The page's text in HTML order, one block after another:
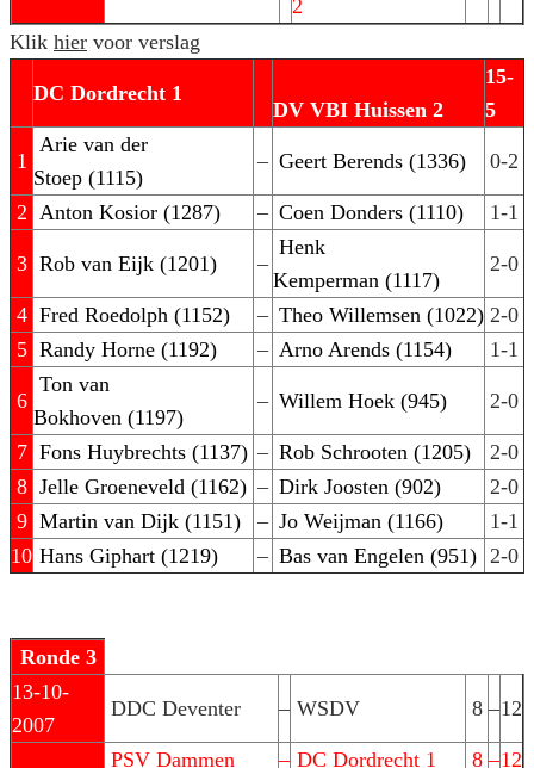
2
Klik hier voor verslag
DC Dordrecht 1
DV VBI Huissen 2
15-
5
1
Arie van der
Stoep (1115)
– Geert Berends (1336) 0-2
2 Anton Kosior (1287) – Coen Donders (1110) 1-1
3 Rob van Eijk (1201) –
Henk
Kemperman (1117)
2-0
4 Fred Roedolph (1152) – Theo Willemsen (1022) 2-0
5 Randy Horne (1192) – Arno Arends (1154) 1-1
6
Ton van
Bokhoven (1197)
– Willem Hoek (945) 2-0
7 Fons Huybrechts (1137) – Rob Schrooten (1205)
2-0
8 Jelle Groeneveld (1162) – Dirk Joosten (902)
2-0
9 Martin van Dijk (1151) – Jo Weijman (1166)
1-1
10 Hans Giphart (1219) – Bas van Engelen (951) 2-0
Ronde 3
13-10-
2007
DDC Deventer – WSDV 8 –12
PSV Dammen – DC Dordrecht 1 8 –12